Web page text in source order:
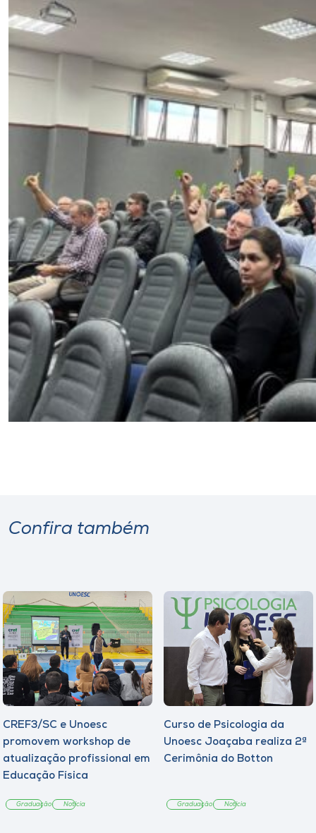
Confira também
CREF3/SC e Unoesc
promovem workshop de
atualização profissional em
Educação Física
Graduação Notícia
Curso de Psicologia da
Unoesc Joaçaba realiza 2ª
Cerimônia do Botton
Graduação Notícia